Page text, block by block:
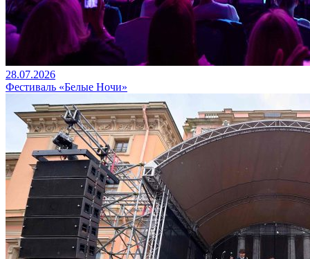
28.07.2026
Фестиваль «Белые Ночи»